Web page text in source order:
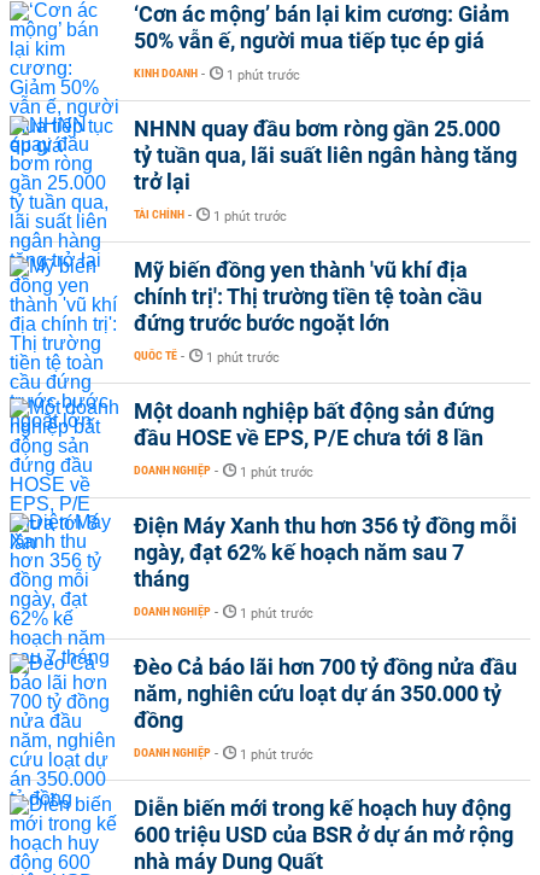
‘Cơn ác mộng’ bán lại kim cương: Giảm
50% vẫn ế, người mua tiếp tục ép giá
KINH DOANH - 1 phút trước
NHNN quay đầu bơm ròng gần 25.000
tỷ tuần qua, lãi suất liên ngân hàng tăng
trở lại
TÀI CHÍNH - 1 phút trước
Mỹ biến đồng yen thành 'vũ khí địa
chính trị': Thị trường tiền tệ toàn cầu
đứng trước bước ngoặt lớn
QUỐC TẾ - 1 phút trước
Một doanh nghiệp bất động sản đứng
đầu HOSE về EPS, P/E chưa tới 8 lần
DOANH NGHIỆP - 1 phút trước
Điện Máy Xanh thu hơn 356 tỷ đồng mỗi
ngày, đạt 62% kế hoạch năm sau 7
tháng
DOANH NGHIỆP - 1 phút trước
Đèo Cả báo lãi hơn 700 tỷ đồng nửa đầu
năm, nghiên cứu loạt dự án 350.000 tỷ
đồng
DOANH NGHIỆP - 1 phút trước
Diễn biến mới trong kế hoạch huy động
600 triệu USD của BSR ở dự án mở rộng
nhà máy Dung Quất